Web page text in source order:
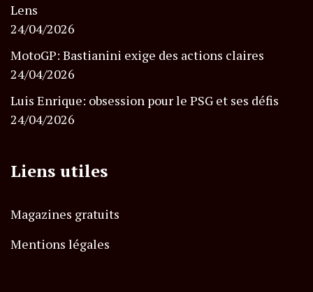
Lens
24/04/2026
MotoGP: Bastianini exige des actions claires
24/04/2026
Luis Enrique: obsession pour le PSG et ses défis
24/04/2026
Liens utiles
Magazines gratuits
Mentions légales